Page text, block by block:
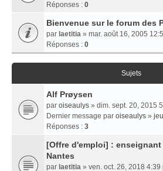
Réponses : 0
Bienvenue sur le forum des
par laetitia » mar. août 16, 2005
Réponses : 0
Sujets
Alf Prøysen
par oiseaulys » dim. sept. 20, 2015
Dernier message par oiseaulys »
Réponses : 3
[Offre d'emploi] :
Nantes
par laetitia » ven. oct. 26, 2018 4:39